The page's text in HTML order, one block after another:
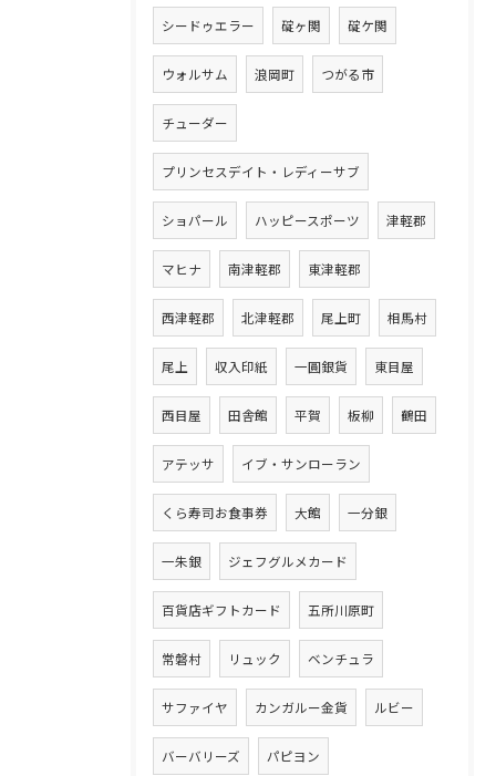
シードゥエラー 碇ヶ関 碇ケ関
ウォルサム 浪岡町 つがる市
チューダー
プリンセスデイト・レディーサブ
ショパール ハッピースポーツ 津軽郡
マヒナ 南津軽郡 東津軽郡
西津軽郡 北津軽郡 尾上町 相馬村
尾上 収入印紙 一圓銀貨 東目屋
西目屋 田舎館 平賀 板柳 鶴田
アテッサ イブ・サンローラン
くら寿司お食事券 大館 一分銀
一朱銀 ジェフグルメカード
百貨店ギフトカード 五所川原町
常磐村 リュック ベンチュラ
サファイヤ カンガルー金貨 ルビー
バーバリーズ パピヨン